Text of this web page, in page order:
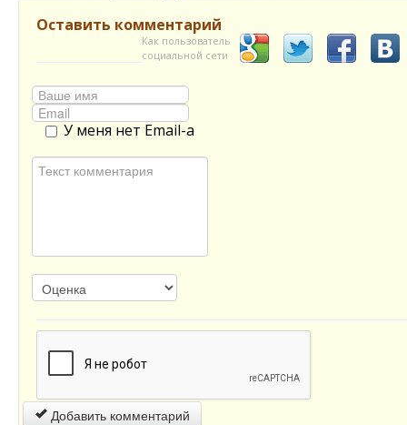
Оставить комментарий
Как пользователь
социальной сети
У меня нет Email-а
Добавить комментарий